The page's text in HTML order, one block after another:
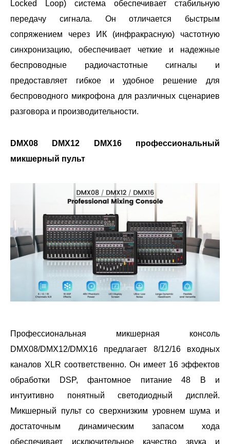
Locked Loop) система обеспечивает стабильную
передачу сигнала. Он отличается быстрым
сопряжением через ИК (инфракрасную) частотную
синхронизацию, обеспечивает четкие и надежные
беспроводные радиочастотные сигналы и
предоставляет гибкое и удобное решение для
беспроводного микрофона для различных сценариев
разговора и производительности.
DMX08 DMX12 DMX16 профессиональный
микшерный пульт
Профессиональная микшерная консоль
DMX08/DMX12/DMX16 предлагает 8/12/16 входных
каналов XLR соответственно. Он имеет 16 эффектов
обработки DSP, фантомное питание 48 В и
интуитивно понятный светодиодный дисплей.
Микшерный пульт со сверхнизким уровнем шума и
достаточным динамическим запасом хода
обеспечивает исключительное качество звука и